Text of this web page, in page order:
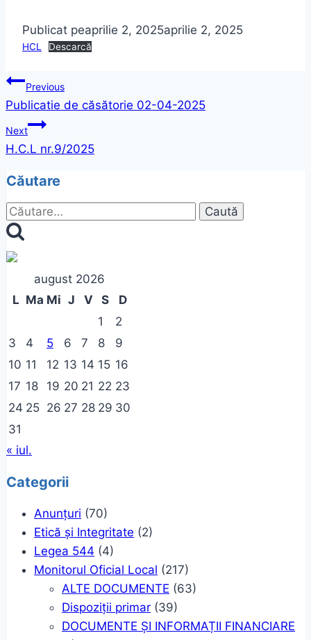
Publicat peaprilie 2, 2025aprilie 2, 2025
HCL Descarcă
Navigare
în
articole
Previous
Publicatie de căsătorie 02-04-2025
Next
H.C.L nr.9/2025
Căutare
Caută
după:
august 2026
L Ma Mi J V S
D
1
2
3
4 5 6 7 8
9
10 11 12 13 14 15 16
17 18 19 20 21 22 23
24 25 26 27 28 29 30
31
« iul.
Categorii
Anunțuri (70)
Etică și Integritate (2)
Legea 544 (4)
Monitorul Oficial Local (217)
ALTE DOCUMENTE (63)
Dispoziții primar (39)
DOCUMENTE ȘI INFORMAȚII FINANCIARE